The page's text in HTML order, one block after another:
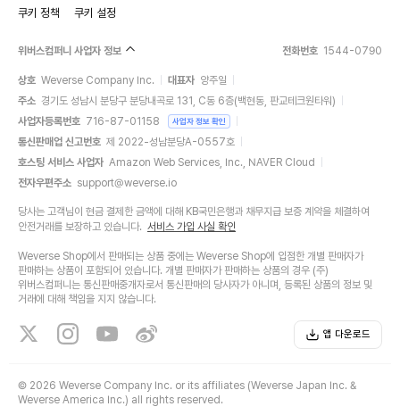
쿠키 정책
쿠키 설정
위버스컴퍼니 사업자 정보 전화번호 1544-0790
상호 Weverse Company Inc. 대표자 양주일
주소 경기도 성남시 분당구 분당내곡로 131, C동 6층(백현동, 판교테크원타워)
사업자등록번호 716-87-01158 사업자 정보 확인
통신판매업 신고번호 제 2022-성남분당A-0557호
호스팅 서비스 사업자 Amazon Web Services, Inc., NAVER Cloud
전자우편주소 support@weverse.io
당사는 고객님이 현금 결제한 금액에 대해 KB국민은행과 채무지급 보증 계약을 체결하여
안전거래를 보장하고 있습니다. 서비스 가입 사실 확인
Weverse Shop에서 판매되는 상품 중에는 Weverse Shop에 입점한 개별 판매자가
판매하는 상품이 포함되어 있습니다. 개별 판매자가 판매하는 상품의 경우 (주)
위버스컴퍼니는 통신판매중개자로서 통신판매의 당사자가 아니며, 등록된 상품의 정보 및
거래에 대해 책임을 지지 않습니다.
앱 다운로드
© 2026 Weverse Company Inc. or its affiliates (Weverse Japan Inc. &
Weverse America Inc.) all rights reserved.